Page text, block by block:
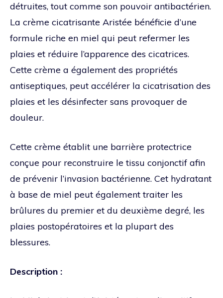
détruites, tout comme son pouvoir antibactérien.
La crème cicatrisante Aristée bénéficie d’une
formule riche en miel qui peut refermer les
plaies et réduire l’apparence des cicatrices.
Cette crème a également des propriétés
antiseptiques, peut accélérer la cicatrisation des
plaies et les désinfecter sans provoquer de
douleur.
Cette crème établit une barrière protectrice
conçue pour reconstruire le tissu conjonctif afin
de prévenir l’invasion bactérienne. Cet hydratant
à base de miel peut également traiter les
brûlures du premier et du deuxième degré, les
plaies postopératoires et la plupart des
blessures.
Description :